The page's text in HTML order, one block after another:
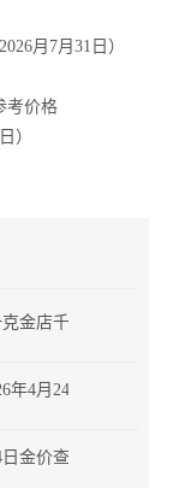
月7月31日）
考价格
）
金店千足金价格多
4月24日走势
金价查询